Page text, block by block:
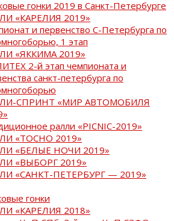
гонки 2019 в Санкт-Петербурге
«КАРЕЛИЯ 2019»
и первенство С-Петербурга по
1 этап
«ЯККИМА 2019»
2-й этап чемпионата и
санкт-петербурга по
СПРИНТ «МИР АВТОМОБИЛЯ
ралли «PICNIC-2019»
«ТОСНО 2019»
«БЕЛЫЕ НОЧИ 2019»
«ВЫБОРГ 2019»
«САНКТ-ПЕТЕРБУРГ — 2019»
гонки
«КАРЕЛИЯ 2018»